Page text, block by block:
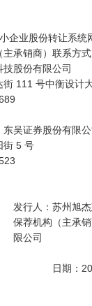
主承销商）联系方式
股份有限公司
111 号中衡设计
吴证券股份有限公
街 5 号